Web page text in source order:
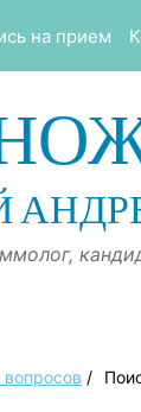
на прием
вопросов /